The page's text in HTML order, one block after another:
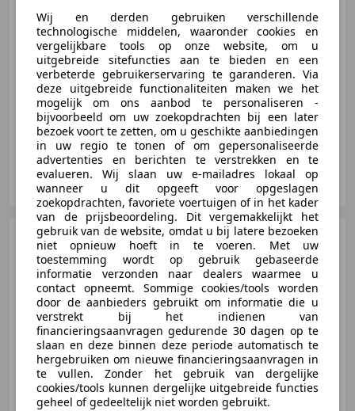
€ 16.945
07/2018 57.701 km Benzine
85 kW (116 PK)
Auto Smeeing Soest B.V.
NL-3762 EC SOEST
Volkswagen Golf
Variant1.2 TSI Highline NAVI
| PDC | CLIMA
€ 8.999
01/2015 146.859 km Benzine
81 kW (110 PK)
Wij en derden gebruiken verschillende
technologische middelen, waaronder cookies en
vergelijkbare tools op onze website, om u
uitgebreide sitefuncties aan te bieden en een
verbeterde gebruikerservaring te garanderen. Via
deze uitgebreide functionaliteiten maken we het
mogelijk om ons aanbod te personaliseren -
bijvoorbeeld om uw zoekopdrachten bij een later
bezoek voort te zetten, om u geschikte aanbiedingen
in uw regio te tonen of om gepersonaliseerde
advertenties en berichten te verstrekken en te
evalueren. Wij slaan uw e-mailadres lokaal op
wanneer u dit opgeeft voor opgeslagen
zoekopdrachten, favoriete voertuigen of in het kader
van de prijsbeoordeling. Dit vergemakkelijkt het
gebruik van de website, omdat u bij latere bezoeken
niet opnieuw hoeft in te voeren. Met uw
toestemming wordt op gebruik gebaseerde
informatie verzonden naar dealers waarmee u
contact opneemt. Sommige cookies/tools worden
door de aanbieders gebruikt om informatie die u
verstrekt bij het indienen van
financieringsaanvragen gedurende 30 dagen op te
slaan en deze binnen deze periode automatisch te
hergebruiken om nieuwe financieringsaanvragen in
te vullen. Zonder het gebruik van dergelijke
cookies/tools kunnen dergelijke uitgebreide functies
geheel of gedeeltelijk niet worden gebruikt.